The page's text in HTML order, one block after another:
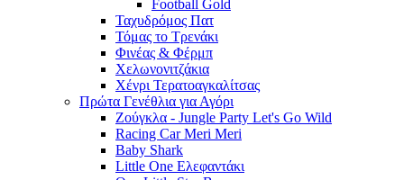
Football Gold
Ταχυδρόμος Πατ
Τόμας το Τρενάκι
Φινέας & Φέρμπ
Χελωνονιτζάκια
Χένρι Τερατοαγκαλίτσας
Πρώτα Γενέθλια για Αγόρι
Ζούγκλα - Jungle Party Let's Go Wild
Racing Car Meri Meri
Baby Shark
Little One Ελεφαντάκι